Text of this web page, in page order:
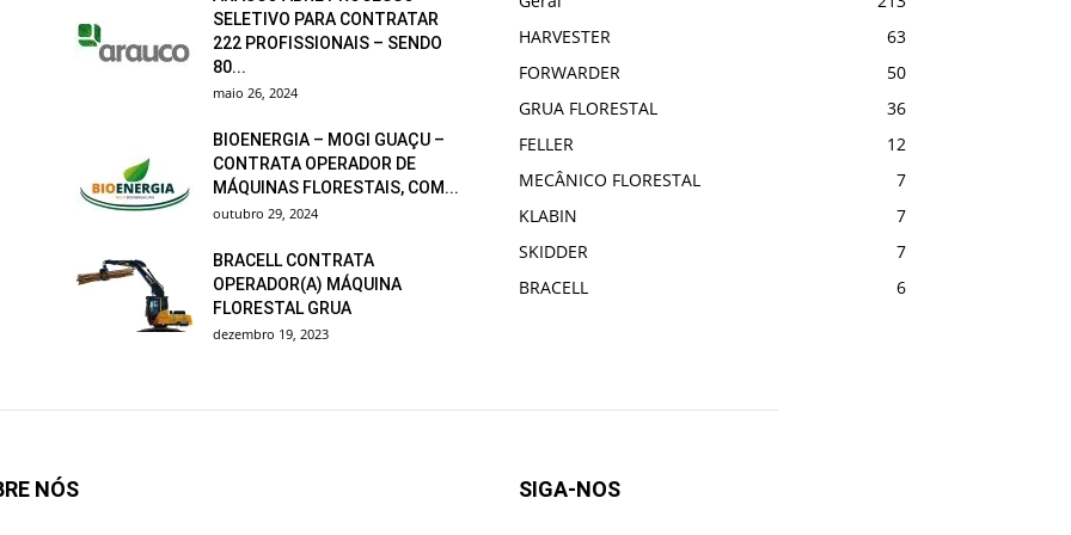
SELETIVO PARA CONTRATAR
222 PROFISSIONAIS – SENDO
80...
maio 26, 2024
BIOENERGIA – MOGI GUAÇU –
CONTRATA OPERADOR DE
MÁQUINAS FLORESTAIS, COM...
outubro 29, 2024
BRACELL CONTRATA
OPERADOR(A) MÁQUINA
FLORESTAL GRUA
dezembro 19, 2023
HARVESTER
63
FORWARDER
50
GRUA FLORESTAL
36
FELLER
12
MECÂNICO FLORESTAL
7
KLABIN
7
SKIDDER
7
BRACELL
6
NÓS SIGA-NOS